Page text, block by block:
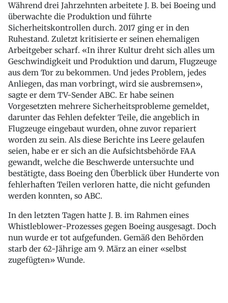
Während drei Jahrzehnten arbeitete J. B. bei Boeing und
überwachte die Produktion und führte
Sicherheitskontrollen durch. 2017 ging er in den
Ruhestand. Zuletzt kritisierte er seinen ehemaligen
Arbeitgeber scharf. «In ihrer Kultur dreht sich alles um
Geschwindigkeit und Produktion und darum, Flugzeuge
aus dem Tor zu bekommen. Und jedes Problem, jedes
Anliegen, das man vorbringt, wird sie ausbremsen»,
sagte er dem TV-Sender ABC. Er habe seinen
Vorgesetzten mehrere Sicherheitsprobleme gemeldet,
darunter das Fehlen defekter Teile, die angeblich in
Flugzeuge eingebaut wurden, ohne zuvor repariert
worden zu sein. Als diese Berichte ins Leere gelaufen
seien, habe er er sich an die Aufsichtsbehörde FAA
gewandt, welche die Beschwerde untersuchte und
bestätigte, dass Boeing den Überblick über Hunderte von
fehlerhaften Teilen verloren hatte, die nicht gefunden
werden konnten, so ABC.
In den letzten Tagen hatte J. B. im Rahmen eines
Whistleblower-Prozesses gegen Boeing ausgesagt. Doch
nun wurde er tot aufgefunden. Gemäß den Behörden
starb der 62-Jährige am 9. März an einer «selbst
zugefügten» Wunde.